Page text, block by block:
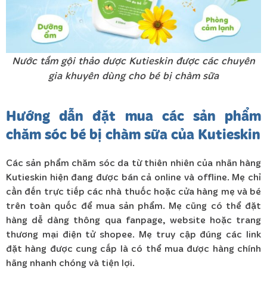
Nước tắm gội thảo dược Kutieskin được các chuyên
gia khuyên dùng cho bé bị chàm sữa
Hướng dẫn đặt mua các sản phẩm
chăm sóc bé bị chàm sữa của Kutieskin
Các sản phẩm chăm sóc da từ thiên nhiên của nhãn hàng
Kutieskin hiện đang được bán cả online và offline. Mẹ chỉ
cần đến trực tiếp các nhà thuốc hoặc cửa hàng mẹ và bé
trên toàn quốc để mua sản phẩm. Mẹ cũng có thể đặt
hàng dễ dàng thông qua fanpage, website hoặc trang
thương mại điện tử shopee. Mẹ truy cập đúng các link
đặt hàng được cung cấp là có thể mua được hàng chính
hãng nhanh chóng và tiện lợi.